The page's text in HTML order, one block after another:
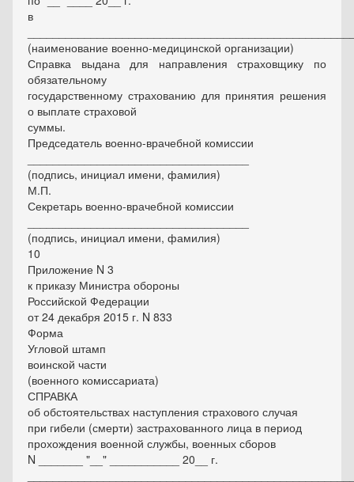
в
(наименование военно-медицинской организации)
Справка выдана для направления страховщику по
обязательному
государственному страхованию для принятия решения
о выплате страховой
суммы.
Председатель военно-врачебной комиссии
(подпись, инициал имени, фамилия)
М.П.
Секретарь военно-врачебной комиссии
(подпись, инициал имени, фамилия)
10
Приложение N 3
к приказу Министра обороны
Российской Федерации
от 24 декабря 2015 г. N 833
Форма
Угловой штамп
воинской части
(военного комиссариата)
СПРАВКА
об обстоятельствах наступления страхового случая
при гибели (смерти) застрахованного лица в период
прохождения военной службы, военных сборов
N _______ "__" ___________ 20__ г.